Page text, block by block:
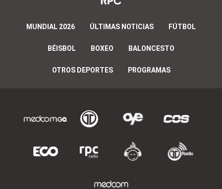
MUNDIAL 2026 ÚLTIMAS NOTICIAS FÚTBOL
BÉISBOL BOXEO BALONCESTO
OTROS DEPORTES PROGRAMAS